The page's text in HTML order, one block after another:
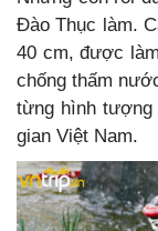
Đào Thục làm.
40 cm, được
chống thấm
từng hình tượng
gian Việt Nam.